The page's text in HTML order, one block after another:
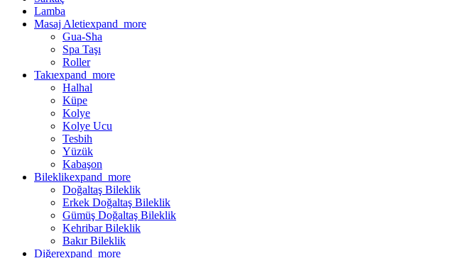
Lamba
Masaj Aletiexpand_more
Gua-Sha
Spa Taşı
Roller
Takıexpand_more
Halhal
Küpe
Kolye
Kolye Ucu
Tesbih
Yüzük
Kabaşon
Bileklikexpand_more
Doğaltaş Bileklik
Erkek Doğaltaş Bileklik
Gümüş Doğaltaş Bileklik
Kehribar Bileklik
Bakır Bileklik
Diğerexpand_more